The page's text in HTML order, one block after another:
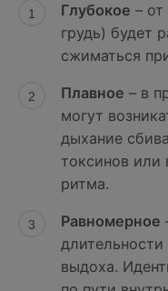
Глубокое –
грудь) будет
сжиматься
Плавное – в
могут
дыхание
токсинов или
ритма.
Равномерное
длительности
выдоха.